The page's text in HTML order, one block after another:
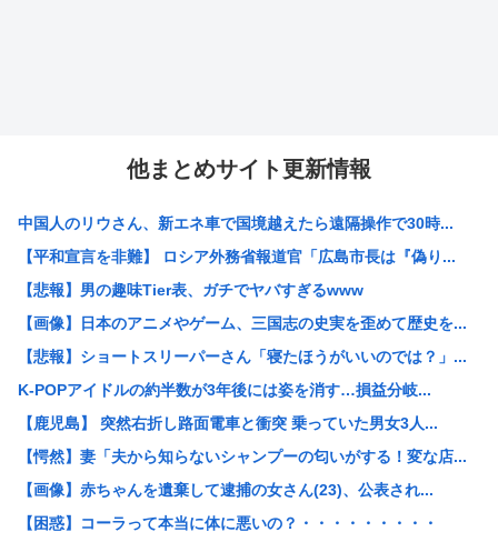
他まとめサイト更新情報
中国人のリウさん、新エネ車で国境越えたら遠隔操作で30時...
【平和宣言を非難】 ロシア外務省報道官「広島市長は『偽り...
【悲報】男の趣味Tier表、ガチでヤバすぎるwww
【画像】日本のアニメやゲーム、三国志の史実を歪めて歴史を...
【悲報】ショートスリーパーさん「寝たほうがいいのでは？」...
K-POPアイドルの約半数が3年後には姿を消す…損益分岐...
【鹿児島】 突然右折し路面電車と衝突 乗っていた男女3人...
【愕然】妻「夫から知らないシャンプーの匂いがする！変な店...
【画像】赤ちゃんを遺棄して逮捕の女さん(23)、公表され...
【困惑】コーラって本当に体に悪いの？・・・・・・・・・